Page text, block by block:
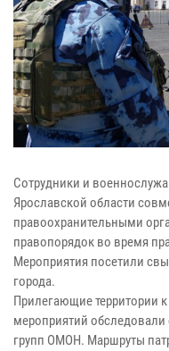
Сотрудники и
Ярославской области
правоохранительными
правопорядок во время
Мероприятия посетили
города.
Прилегающие территории
мероприятий
групп ОМОН. Маршруты